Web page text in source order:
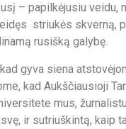
– papilkėjusiu veidu,
striukės skverną,
rusišką galybę.
gyva siena
kad Aukščiausioji
mus,
ir sutriuškintą, kaip